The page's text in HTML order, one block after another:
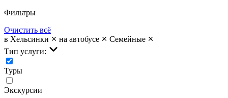
Фильтры
Очистить всё
в Хельсинки
на автобусе
Семейные
Тип услуги:
Туры
Экскурсии